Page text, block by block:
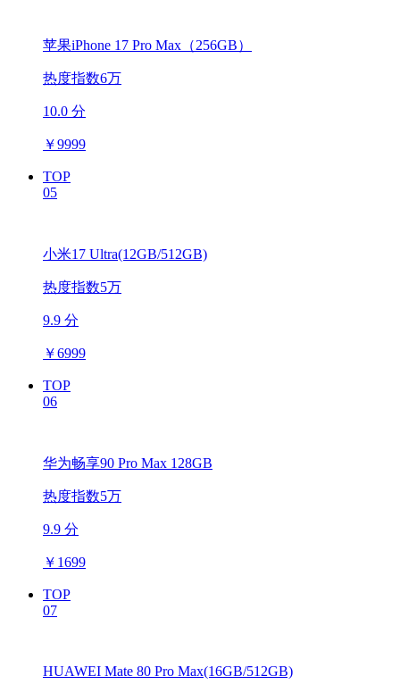
苹果iPhone 17 Pro Max（256GB）
热度指数6万
10.0 分
￥9999
TOP
05
小米17 Ultra(12GB/512GB)
热度指数5万
9.9 分
￥6999
TOP
06
华为畅享90 Pro Max 128GB
热度指数5万
9.9 分
￥ 1699
TOP
07
HUAWEI Mate 80 Pro Max(16GB/512GB)